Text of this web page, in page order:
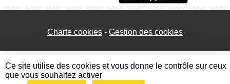
Charte cookies Gestion des cookies
Ce site utilise des cookies et vous donne le contrôle sur ceux
que vous souhaitez activer